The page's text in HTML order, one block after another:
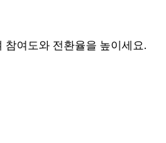
여도와 전환율을 높이세요.